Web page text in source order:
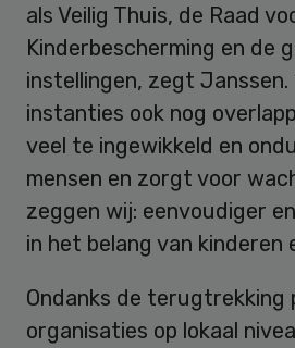
als Veilig Thuis, de Raad
Kinderbescherming en de
instellingen, zegt Janssen.
instanties ook nog
veel te ingewikkeld en
mensen en zorgt voor
zeggen wij: eenvoudiger
in het belang van kinderen
Ondanks de terugtrekking
organisaties op lokaal